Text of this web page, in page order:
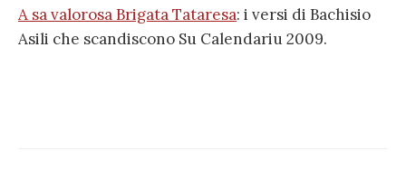
A sa valorosa Brigata Tataresa: i versi di Bachisio
Asili che scandiscono Su Calendariu 2009.